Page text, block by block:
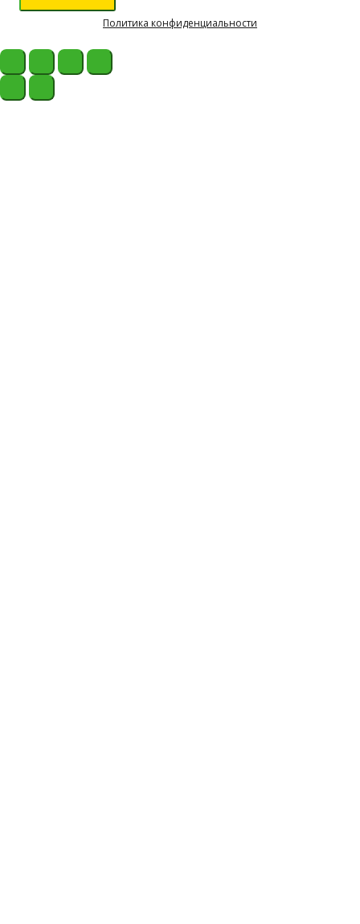
Политика конфиденциальности